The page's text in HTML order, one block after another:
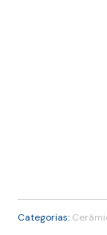
Categorias: